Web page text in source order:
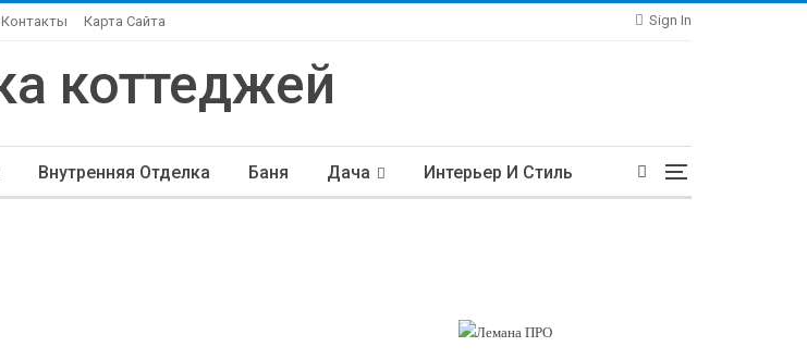
Sign In
Контакты Карта Сайта
Внутренняя Отделка Баня Дача Интерьер И Стиль